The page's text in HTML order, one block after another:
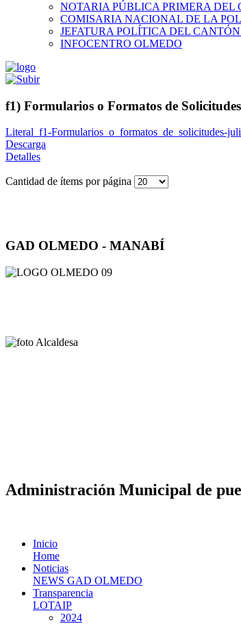
NOTARIA PÚBLICA PRIMERA DEL
COMISARIA NACIONAL DE LA
JEFATURA POLÍTICA DEL
INFOCENTRO OLMEDO
f1) Formularios o Formatos de Solicitudes
Literal_f1-Formularios_o_formatos_de_solicitudes-
Descarga
Detalles
Cantidad de ítems por página
GAD OLMEDO - MANABÍ
Administración Municipal de
Inicio
Home
Noticias
NEWS GAD OLMEDO
Transparencia
LOTAIP
2024